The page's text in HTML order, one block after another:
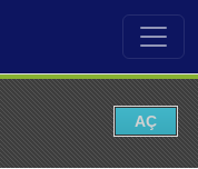
AÇ